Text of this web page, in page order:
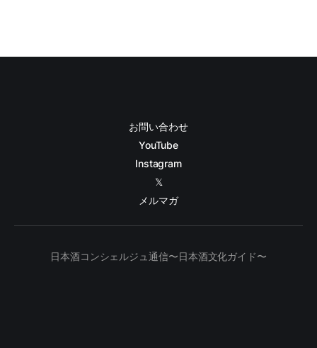
お問い合わせ
YouTube
Instagram
𝕏
メルマガ
日本酒コンシェルジュ通信〜日本酒文化ガイド〜